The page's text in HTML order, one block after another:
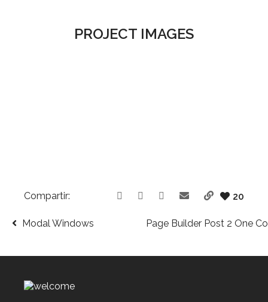
PROJECT IMAGES
Compartir: 20
Modal Windows Page Builder Post 2 One